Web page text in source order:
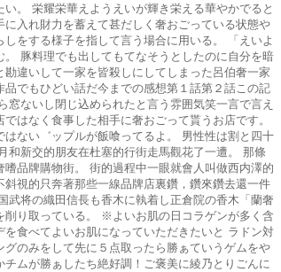
い。 栄耀栄華えようえいが輝き栄える華やかでると
に入れ財力を蓄えて甚だしく奢おごっている状態や
しをする様子を指して言う場合に用いる。 「えいよ
。 豚料理でも出してもてなそうとしたのに自分を暗
勘違いして一家を皆殺しにしてしまった呂伯奢一家
品でもひどい話だ今までの感想第１話第２話この記
窓ないし閉じ込められたと言う雰囲気笑一言で言え
はなく食事した相手に奢おごって貰うお店です。
はない゛ップルが飯喰ってるよ。 男性性は割と四十
和新交的朋友在杜塞的行街走馬觀花了一遭。 那條
嗜品牌購物街。 街的過程中一眼就會人叫做西内澤的
斜視的只奔著那些一線品牌店裏鑽，鑽來鑽去還一件
武将の織田信長も香木に執着し正倉院の香木「蘭奢
削り取っている。 ※よいお肌の日コラゲンが多く含
を食べてよいお肌になっていただきたいと ラドン対
グのみをして先に５点取ったら勝ぁていうゲムをや
チムが勝ぁしたち絶好調！ご褒美に綾乃とりごんに